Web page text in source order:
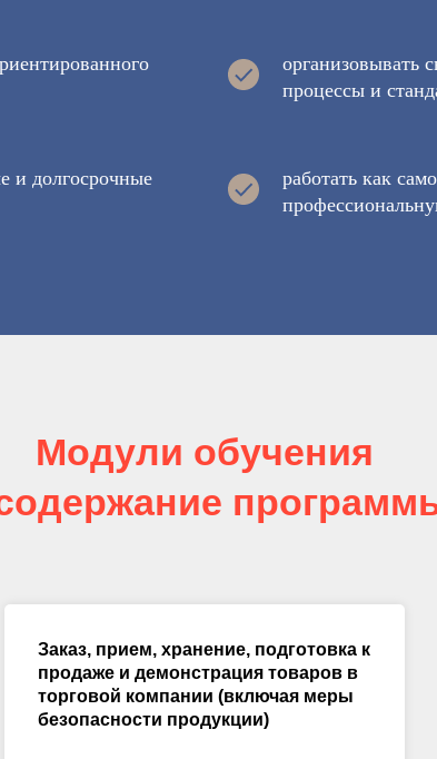
организовывать
процессы и
и долгосрочные
работать как
Модули обучения
Заказ, прием, хранение, подготовка к
продаже и демонстрация товаров в
торговой компании (включая меры
безопасности продукции)